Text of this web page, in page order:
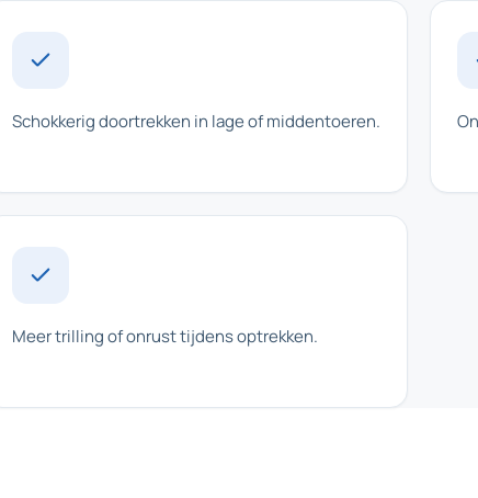
Schokkerig doortrekken in lage of middentoeren.
Meer trilling of onrust tijdens optrekken.